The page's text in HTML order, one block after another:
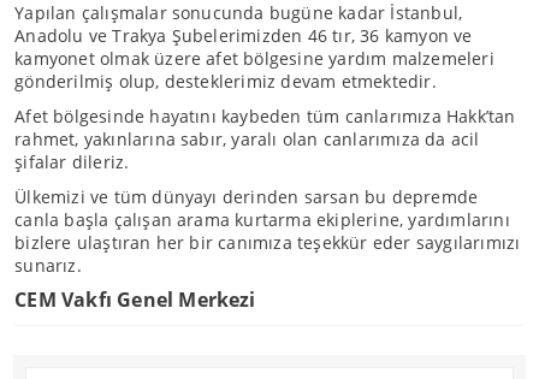
Yapılan çalışmalar sonucunda bugüne kadar İstanbul,
Anadolu ve Trakya Şubelerimizden 46 tır, 36 kamyon ve
kamyonet olmak üzere afet bölgesine yardım malzemeleri
gönderilmiş olup, desteklerimiz devam etmektedir.
Afet bölgesinde hayatını kaybeden tüm canlarımıza Hakk’tan
rahmet, yakınlarına sabır, yaralı olan canlarımıza da acil
şifalar dileriz.
Ülkemizi ve tüm dünyayı derinden sarsan bu depremde
canla başla çalışan arama kurtarma ekiplerine, yardımlarını
bizlere ulaştıran her bir canımıza teşekkür eder saygılarımızı
sunarız.
CEM Vakfı Genel Merkezi